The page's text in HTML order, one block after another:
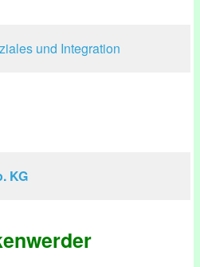
und Integration
KG